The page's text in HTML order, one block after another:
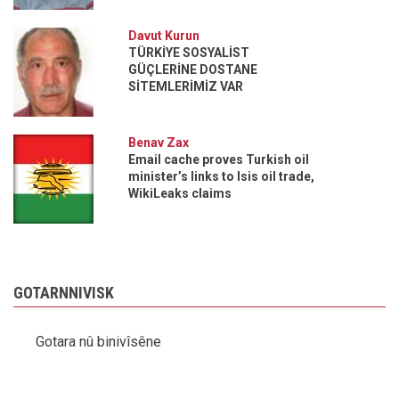
Davut Kurun
TÜRKİYE SOSYALİST
GÜÇLERİNE DOSTANE
SİTEMLERİMİZ VAR
Benav Zax
Email cache proves Turkish oil
minister’s links to Isis oil trade,
WikiLeaks claims
GOTARNNIVISK
Gotara nû binivîsêne